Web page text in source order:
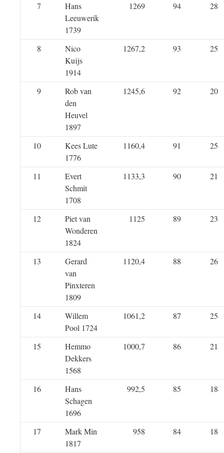
7
Hans
Leeuwerik
1739
1269 94 28
8
Nico
Kuijs
1914
1267,2 93 25
9
Rob van
den
Heuvel
1897
1245,6 92 20
10
Kees Lute
1776
1160,4 91 25
11
Evert
Schmit
1708
1133,3 90 21
12
Piet van
Wonderen
1824
1125 89 23
13
Gerard
van
Pinxteren
1809
1120,4 88 26
14
Willem
Pool 1724
1061,2 87 25
15
Hemmo
Dekkers
1568
1000,7 86 21
16
Hans
Schagen
1696
992,5 85 18
17
Mark Min
1817
958 84 18